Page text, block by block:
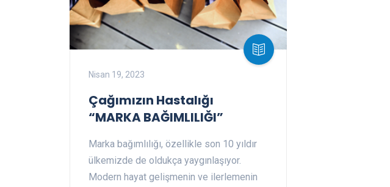
Nisan 19, 2023
Çağımızın Hastalığı
“MARKA BAĞIMLILIĞI”
Marka bağımlılığı, özellikle son 10 yıldır
ülkemizde de oldukça yaygınlaşıyor.
Modern hayat gelişmenin ve ilerlemenin